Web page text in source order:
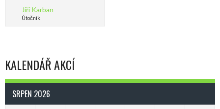
Jiří Karban
Útočník
KALENDÁŘ AKCÍ
SRPEN 2026